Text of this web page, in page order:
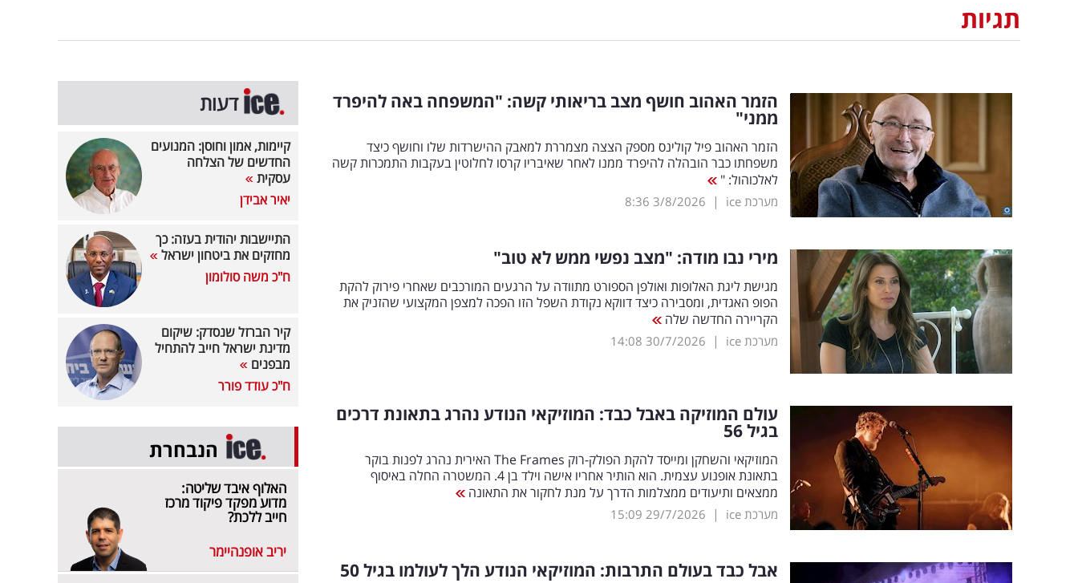
תגיות
הזמר האהוב חושף מצב בריאותי קשה: "המשפחה באה להיפרד
ממני"
הזמר האהוב פיל קולינס מספק הצצה מצמררת למאבק ההישרדות שלו וחושף כיצד
משפחתו כבר הובהלה להיפרד ממנו לאחר שאיבריו קרסו לחלוטין בעקבות התמכרות קשה
לאלכוהול: "
מערכת ice |
3/8/2026
8:36
מירי נבו מודה: "מצב נפשי ממש לא טוב"
מגישת ליגת האלופות ואולפן הספורט מתוודה על הרגעים המורכבים שאחרי פירוק להקת
הפופ האגדית, ומסבירה כיצד דווקא נקודת השפל הזו הפכה למצפן המקצועי שהזניק את
הקריירה החדשה שלה
מערכת ice |
30/7/2026
14:08
עולם המוזיקה באבל כבד: המוזיקאי הנודע נהרג בתאונת דרכים
בגיל 56
המוזיקאי והשחקן ומייסד להקת הפולק-רוק The Frames האירית נהרג לפנות בוקר
בתאונת אופנוע עצמית. הוא הותיר אחריו אישה וילד בן 4. המשטרה החלה באיסוף
ממצאים ותיעודים ממצלמות הדרך על מנת לחקור את התאונה
מערכת ice |
29/7/2026
15:09
אבל כבד בעולם התרבות: המוזיקאי הנודע הלך לעולמו בגיל 50
דעות
קיימות, אמון וחוסן: המנועים
החדשים של הצלחה
עסקית
יאיר אבידן
התיישבות יהודית בעזה: כך
מחזקים את ביטחון ישראל
ח"כ משה סולומון
קיר הברזל שנסדק: שיקום
מדינת ישראל חייב להתחיל
מבפנים
ח"כ עודד פורר
הנבחרת
האלוף איבד שליטה:
מדוע מפקד פיקוד מרכז
חייב ללכת?
יריב אופנהיימר